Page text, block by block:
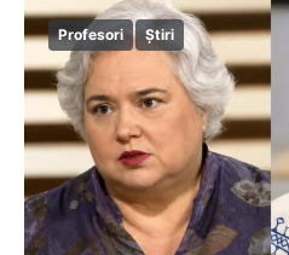
Profesori Știri